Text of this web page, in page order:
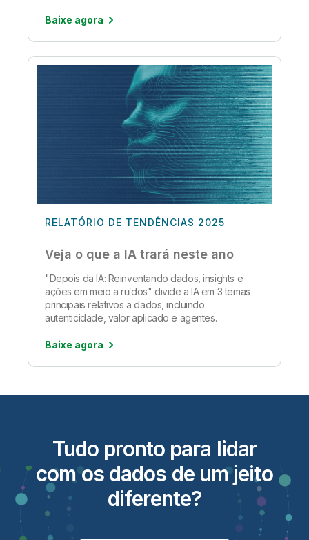
Baixe agora
RELATÓRIO DE TENDÊNCIAS 2025
Veja o que a IA trará neste ano
"Depois da IA: Reinventando dados, insights e
ações em meio a ruídos" divide a IA em 3 temas
principais relativos a dados, incluindo
autenticidade, valor aplicado e agentes.
Baixe agora
Tudo pronto para lidar
com os dados de um jeito
diferente?